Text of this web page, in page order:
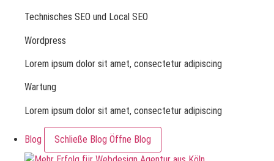
Technisches SEO und Local SEO
Wordpress
Lorem ipsum dolor sit amet, consectetur adipiscing
Wartung
Lorem ipsum dolor sit amet, consectetur adipiscing
Blog Schließe Blog Öffne Blog